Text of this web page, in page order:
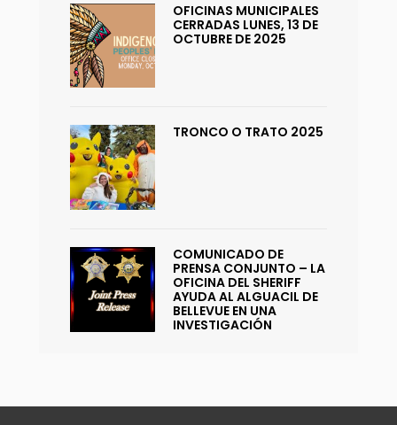
OFICINAS MUNICIPALES
CERRADAS LUNES, 13 DE
OCTUBRE DE 2025
TRONCO O TRATO 2025
COMUNICADO DE
PRENSA CONJUNTO – LA
OFICINA DEL SHERIFF
AYUDA AL ALGUACIL DE
BELLEVUE EN UNA
INVESTIGACIÓN